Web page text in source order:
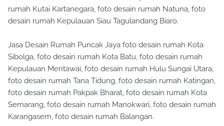
rumah Kutai Kartanegara, foto desain rumah Natuna, foto
desain rumah Kepulauan Siau Tagulandang Biaro.
Jasa Desain Rumah Puncak Jaya foto desain rumah Kota
Sibolga, foto desain rumah Kota Batu, foto desain rumah
Kepulauan Mentawai, foto desain rumah Hulu Sungai Utara,
foto desain rumah Tana Tidung, foto desain rumah Katingan,
foto desain rumah Pakpak Bharat, foto desain rumah Kota
Semarang, foto desain rumah Manokwari, foto desain rumah
Karangasem, foto desain rumah Balangan.